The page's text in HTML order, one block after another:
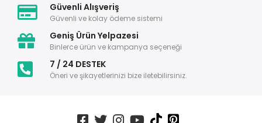
Güvenli Alışveriş
Güvenli ve kolay ödeme sistemi
Geniş Ürün Yelpazesi
Binlerce ürün ve kampanya seçeneği
7 / 24 DESTEK
Öneri ve şikayetlerinizi bize iletebilirsiniz.